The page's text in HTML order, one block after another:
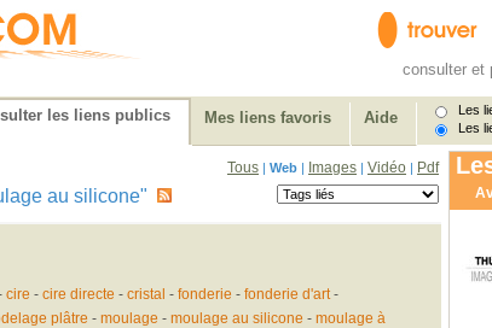
consulter et
les liens publics Mes liens favoris Aide
Les
Les
Tous | Web | Images | Vidéo | Pdf
au silicone"
cire - cire directe - cristal - fonderie - fonderie d'art-
plâtre - moulage - moulage au silicone - moulage à